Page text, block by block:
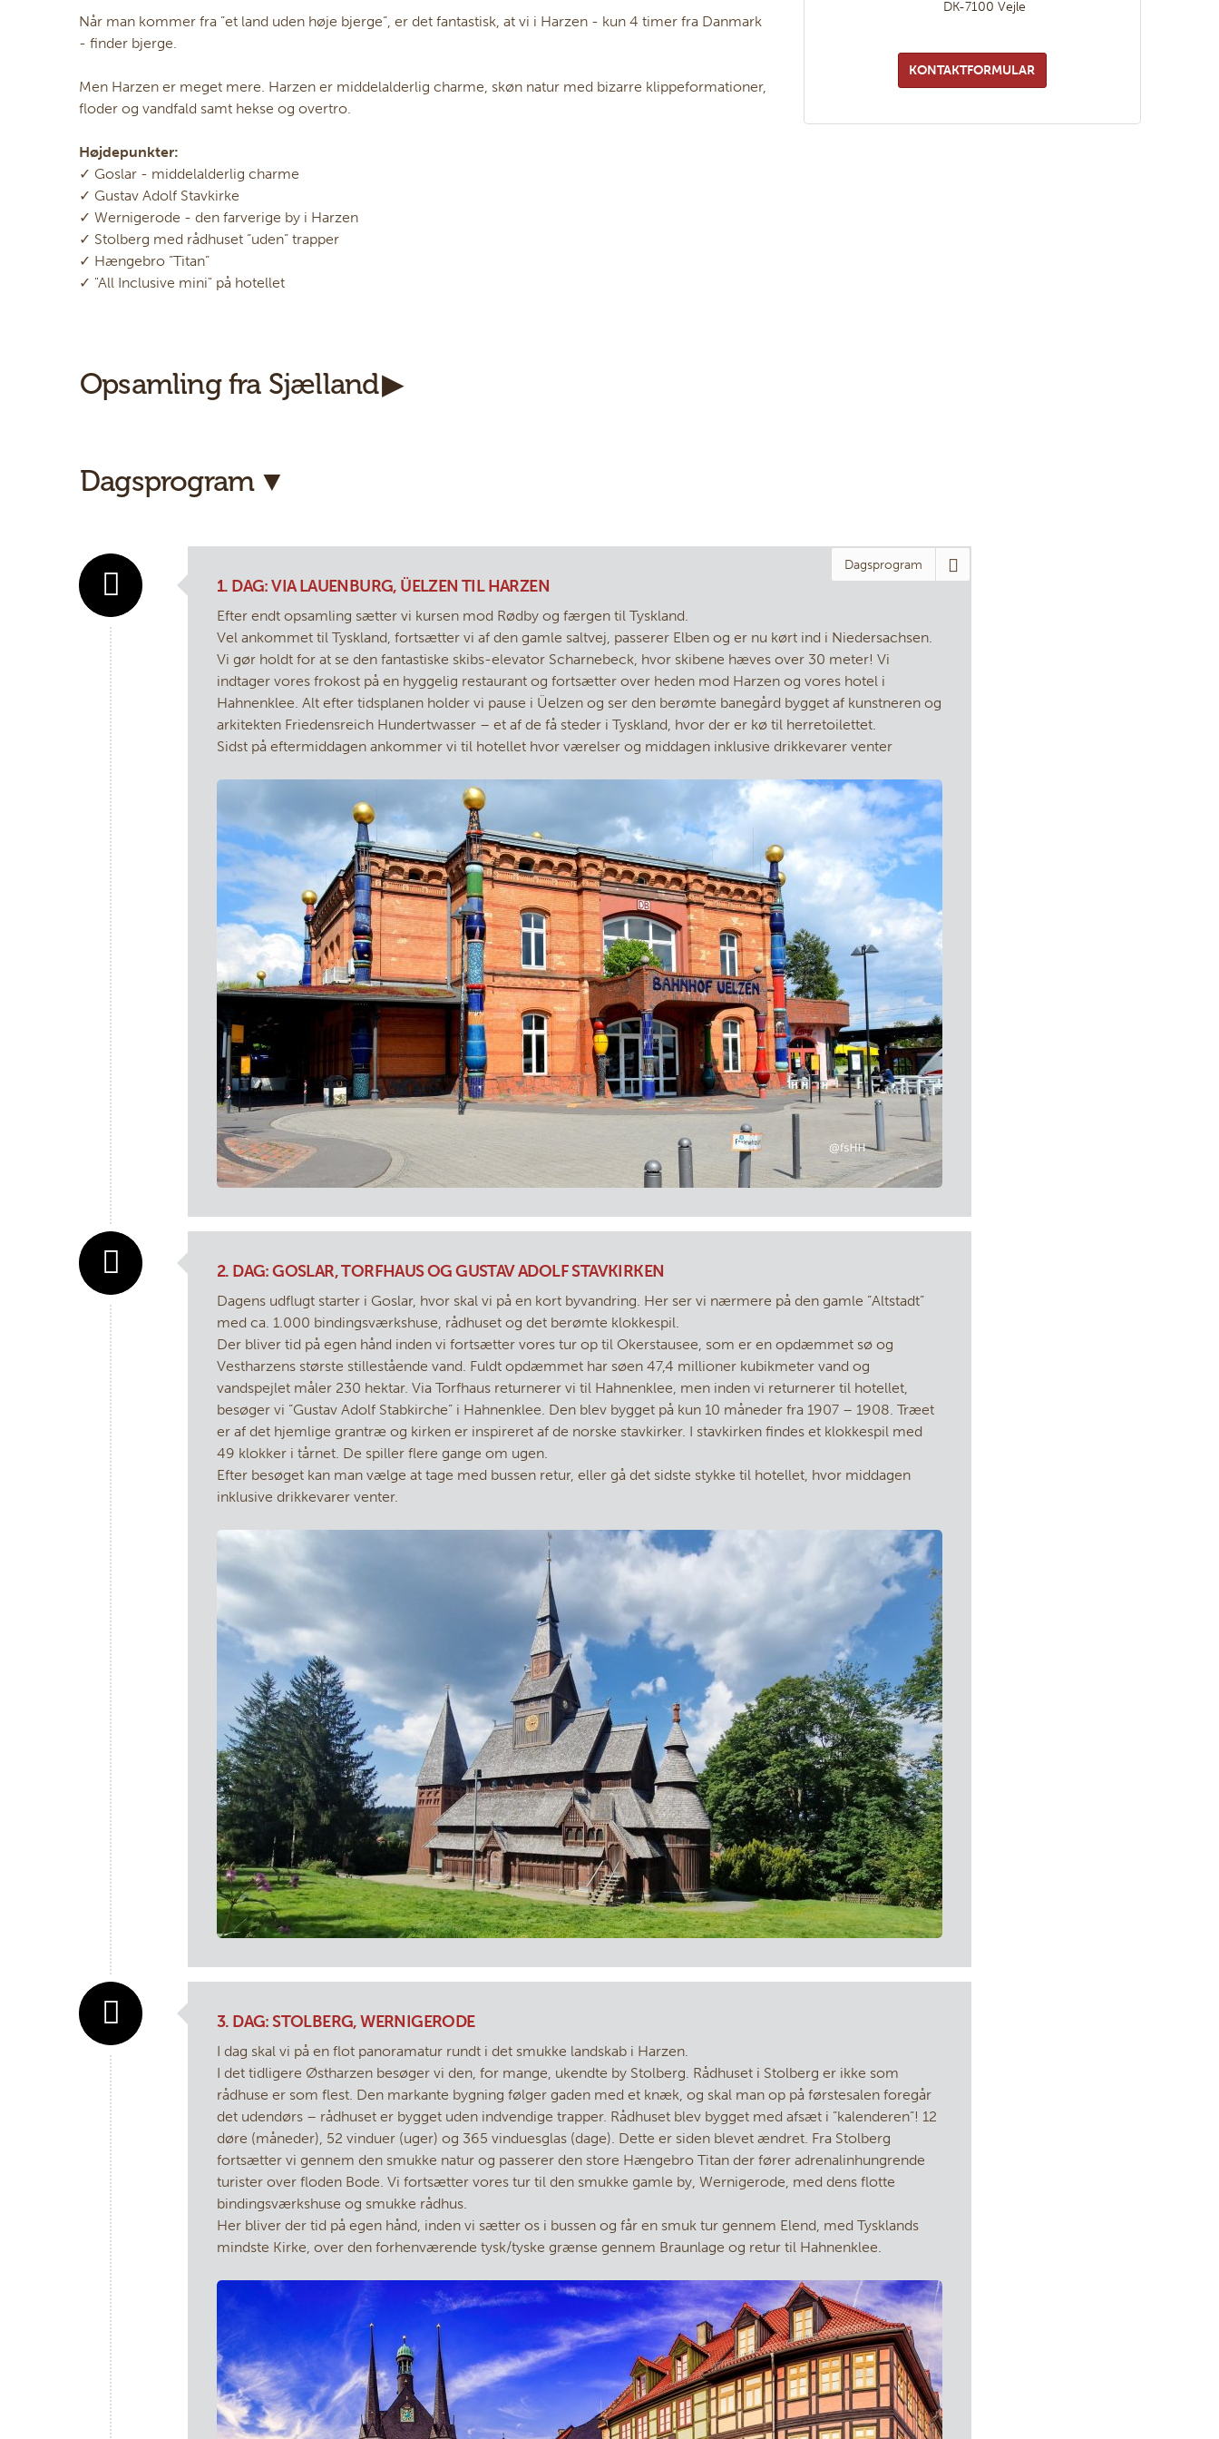
Når man kommer fra ”et land uden høje bjerge”, er det fantastisk, at vi i Harzen - kun 4 timer fra Danmark
- finder bjerge.
Men Harzen er meget mere. Harzen er middelalderlig charme, skøn natur med bizarre klippeformationer,
floder og vandfald samt hekse og overtro.
Højdepunkter:
✓ Goslar - middelalderlig charme
✓ Gustav Adolf Stavkirke
✓ Wernigerode - den farverige by i Harzen
✓ Stolberg med rådhuset ”uden” trapper
✓ Hængebro ”Titan”
✓ "All Inclusive mini" på hotellet
DK-7100Vejle
KONTAKTFORMULAR
Opsamling fra Sjælland
Dagsprogram
Dagsprogram
1. DAG: VIA LAUENBURG, ÜELZEN TIL HARZEN
Efter endt opsamling sætter vi kursen mod Rødby og færgen til Tyskland.
Vel ankommet til Tyskland, fortsætter vi af den gamle saltvej, passerer Elben og er nu kørt ind i Niedersachsen.
Vi gør holdt for at se den fantastiske skibs-elevator Scharnebeck, hvor skibene hæves over 30 meter! Vi
indtager vores frokost på en hyggelig restaurant og fortsætter over heden mod Harzen og vores hotel i
Hahnenklee. Alt efter tidsplanen holder vi pause i Üelzen og ser den berømte banegård bygget af kunstneren og
arkitekten Friedensreich Hundertwasser – et af de få steder i Tyskland, hvor der er kø til herretoilettet.
Sidst på eftermiddagen ankommer vi til hotellet hvor værelser og middagen inklusive drikkevarer venter
2. DAG: GOSLAR, TORFHAUS OG GUSTAV ADOLF STAVKIRKEN
Dagens udflugt starter i Goslar, hvor skal vi på en kort byvandring. Her ser vi nærmere på den gamle ”Altstadt”
med ca. 1.000 bindingsværkshuse, rådhuset og det berømte klokkespil.
Der bliver tid på egen hånd inden vi fortsætter vores tur op til Okerstausee, som er en opdæmmet sø og
Vestharzens største stillestående vand. Fuldt opdæmmet har søen 47,4 millioner kubikmeter vand og
vandspejlet måler 230 hektar. Via Torfhaus returnerer vi til Hahnenklee, men inden vi returnerer til hotellet,
besøger vi ”Gustav Adolf Stabkirche” i Hahnenklee. Den blev bygget på kun 10 måneder fra 1907 – 1908. Træet
er af det hjemlige grantræ og kirken er inspireret af de norske stavkirker. I stavkirken findes et klokkespil med
49 klokker i tårnet. De spiller flere gange om ugen.
Efter besøget kan man vælge at tage med bussen retur, eller gå det sidste stykke til hotellet, hvor middagen
inklusive drikkevarer venter.
3. DAG: STOLBERG, WERNIGERODE
I dag skal vi på en flot panoramatur rundt i det smukke landskab i Harzen.
I det tidligere Østharzen besøger vi den, for mange, ukendte by Stolberg. Rådhuset i Stolberg er ikke som
rådhuse er som flest. Den markante bygning følger gaden med et knæk, og skal man op på førstesalen foregår
det udendørs – rådhuset er bygget uden indvendige trapper. Rådhuset blev bygget med afsæt i ”kalenderen”! 12
døre (måneder), 52 vinduer (uger) og 365 vinduesglas (dage). Dette er siden blevet ændret. Fra Stolberg
fortsætter vi gennem den smukke natur og passerer den store Hængebro Titan der fører adrenalinhungrende
turister over floden Bode. Vi fortsætter vores tur til den smukke gamle by, Wernigerode, med dens flotte
bindingsværkshuse og smukke rådhus.
Her bliver der tid på egen hånd, inden vi sætter os i bussen og får en smuk tur gennem Elend, med Tysklands
mindste Kirke, over den forhenværende tysk/tyske grænse gennem Braunlage og retur til Hahnenklee.